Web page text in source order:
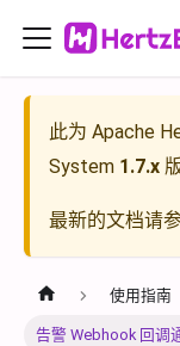
此为 Apache
System 1.7.x
最新的文档请
使用指南
告警 Webhook 回调